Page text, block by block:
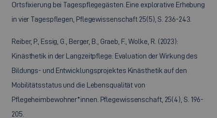
Ortsfixierung bei Tagespflegegästen. Eine explorative Erhebung
in vier Tagespflegen, Pflegewissenschaft 25(5), S. 236-243.
Reiber, P., Essig, G., Berger, B., Graeb, F., Wolke, R. (2023):
Kinästhetik in der Langzeitpflege: Evaluation der Wirkung des
Bildungs- und Entwicklungsprojektes Kinästhetik auf den
Mobilitätsstatus und die Lebensqualität von
Pflegeheimbewohner*innen. Pflegewissenschaft, 25(4), S. 196-
205.